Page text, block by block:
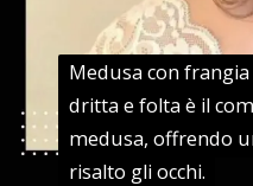
Medusa con
dritta e folta è il
medusa, offrendo
risalto gli occhi.
Medusa con
dritta e folta è il
medusa, offrendo
risalto gli occhi.